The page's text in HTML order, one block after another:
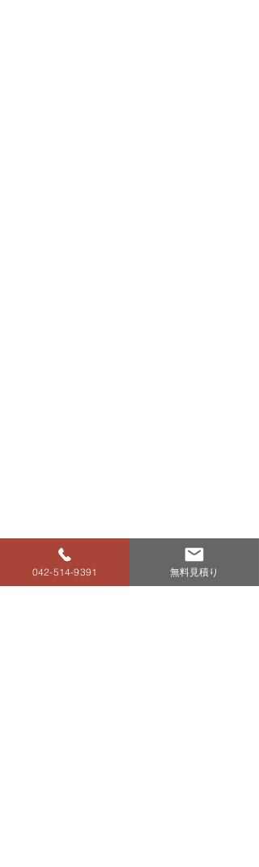
2023年も皆様のお役に立てる、ちょっと嬉しい
屋根工事を目指して精進いたします。
042-514-9391 無料見積り